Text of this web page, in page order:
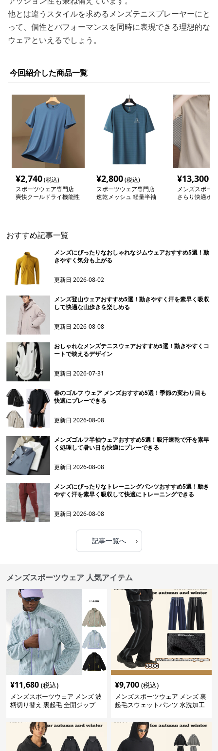
他とは違うスタイルを求めるメンズテニスプレーヤーにと
って、個性とパフォーマンスを同時に表現できる理想的な
ウェアといえるでしょう。
今回紹介した商品一覧
¥2,740(税込)
スポーツウェア専門店
爽快クールドライ機能性
¥2,800(税込)
スポーツウェア専門店
速乾メッシュ 軽量半袖
¥13,300
メンズスポー
さらり快適ポ
おすすめ記事一覧
メンズにぴったりなおしゃれなジムウェアおすすめ5選！動
きやすく気分も上がる
更新日2026-08-02
メンズ登山ウェアおすすめ5選！動きやすく汗を素早く吸収
して快適な山歩きを楽しめる
更新日2026-08-08
おしゃれなメンズテニスウェアおすすめ5選！動きやすくコ
ートで映えるデザイン
更新日2026-07-31
春のゴルフ ウェア メンズおすすめ5選！季節の変わり目も
快適にプレーできる
更新日2026-08-08
メンズゴルフ半袖ウェアおすすめ5選！吸汗速乾で汗を素早
く処理して暑い日も快適にプレーできる
更新日2026-08-08
メンズにぴったりなトレーニングパンツおすすめ5選！動き
やすく汗を素早く吸収して快適にトレーニングできる
更新日2026-08-08
記事一覧へ ›
メンズスポーツウェア 人気アイテム
¥11,680 (税込)
メンズスポーツウェア メンズ 波
柄切り替え 裏起毛 全開ジップ
¥9,700 (税込)
メンズスポーツウェア メンズ 裏
起毛スウェットパンツ 水洗加工